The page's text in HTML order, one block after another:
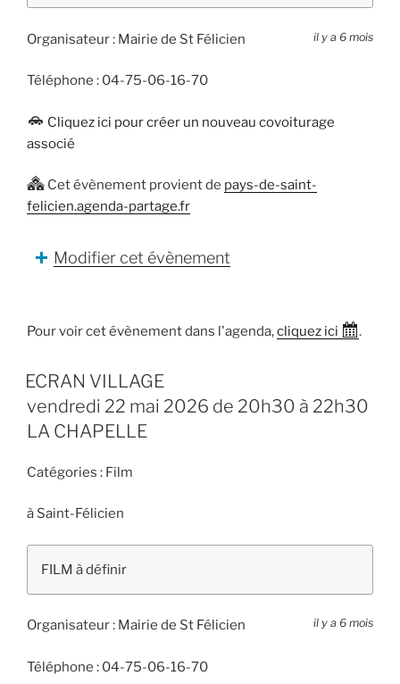
Organisateur : Mairie de St Félicien il y a 6 mois
Téléphone : 04-75-06-16-70
Cliquez ici pour créer un nouveau covoiturage
associé
Cet évènement provient de pays-de-saint-
felicien.agenda-partage.fr
Modifier cet évènement
Pour voir cet évènement dans l'agenda,cliquez ici .
ECRAN VILLAGE
vendredi 22 mai 2026 de 20h30 à 22h30
LA CHAPELLE
Catégories : Film
à Saint-Félicien
FILM à définir
Organisateur : Mairie de St Félicien il y a 6 mois
Téléphone : 04-75-06-16-70